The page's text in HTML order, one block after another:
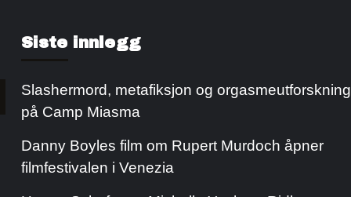
Siste innlegg
Slashermord, metafiksjon og orgasmeutforskning
på Camp Miasma
Danny Boyles film om Rupert Murdoch åpner
filmfestivalen i Venezia